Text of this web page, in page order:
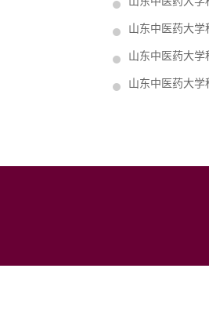
山东中医药大
山东中医药大
山东中医药大